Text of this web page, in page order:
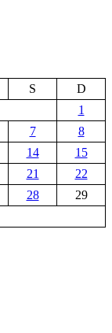
S
D
1
7
8
14
15
21
22
28
29